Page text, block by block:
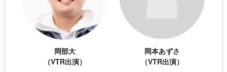
岡部大
（VTR出演）
岡本あずさ
（VTR出演）